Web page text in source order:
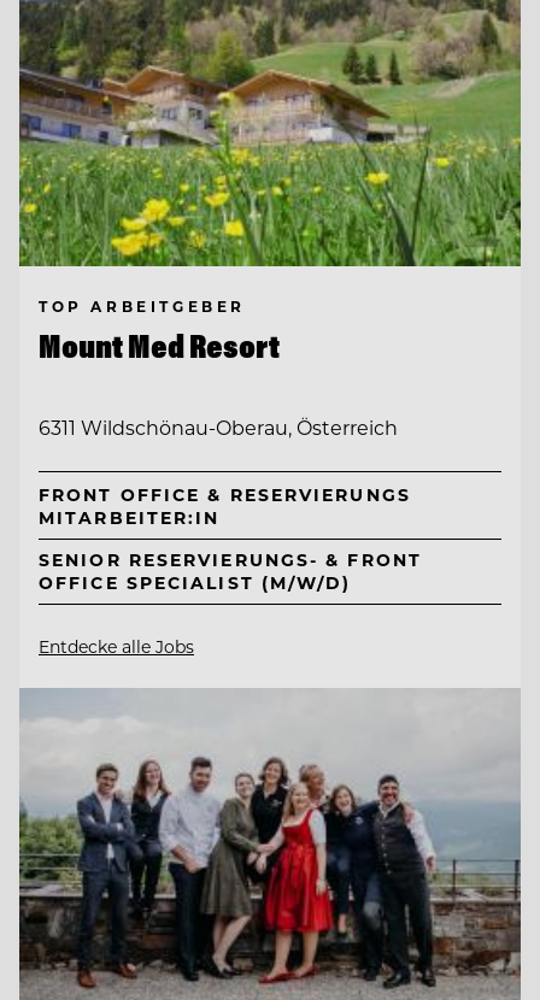
TOP ARBEITGEBER
Mount Med Resort
6311 Wildschönau-Oberau, Österreich
FRONT OFFICE & RESERVIERUNGS
MITARBEITER:IN
SENIOR RESERVIERUNGS- & FRONT
OFFICE SPECIALIST (M/W/D)
Entdecke alle Jobs